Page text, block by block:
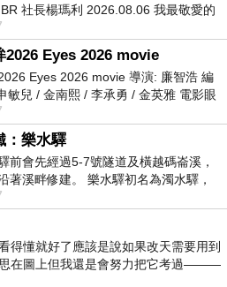
社長楊瑪利 2026.08.06 我最敬愛的
．天下文化創辦人高希均教
2026 Eyes 2026 movie
Eyes 2026 movie 導演: 廉智浩 編
敏兒 / 金南熙 / 李承勇 / 金英雅 電影眼
攝影師徐珍因遺
：樂水驛
前會先經過5-7號隧道及橫越碼崙溪，
著溪畔修建。 樂水驛初名為濁水驛，
集集線車站同名，於1953
得懂就好了應該是說如果改天需要用到
在圖上但我還是會努力把它考過———